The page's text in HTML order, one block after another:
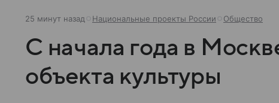
25 минут назад Национальные проекты России Общество
С начала года в
объекта культуры